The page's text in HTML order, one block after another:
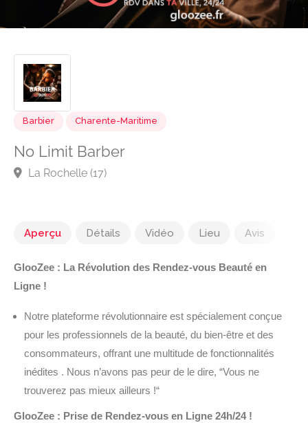
Barbier Charente-Maritime
Aperçu Détails Vidéo Lieu Avis
GlooZee : La Révolution des Rendez-vous Beauté en
Ligne !
Notre plateforme révolutionnaire est spécialement conçue
pour les professionnels de la beauté, du bien-être et des
consommateurs, offrant une multitude de fonctionnalités
inédites . Nous n’avons pas peur de le dire, “Vous ne
trouverez pas mieux ailleurs !“
GlooZee : Prise de Rendez-vous en Ligne 24h/24 !